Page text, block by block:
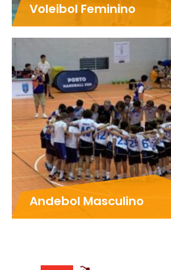
Voleibol Feminino
Andebol Masculino